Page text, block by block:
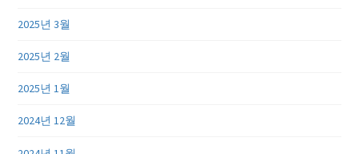
2025년 3월
2025년 2월
2025년 1월
2024년 12월